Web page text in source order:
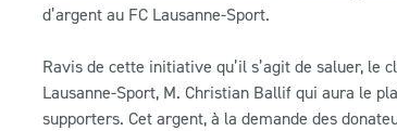
d’argent au FC Lausanne-Sport.
Ravis de cette initiative qu’il s’agit de saluer, le
Lausanne-Sport, M. Christian Ballif qui aura le
supporters. Cet argent, à la demande des